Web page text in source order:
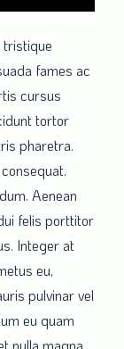
tristique
fames ac
cursus
tortor
pharetra.
Aenean
felis porttitor
Integer at
eu,
pulvinar vel
eu quam
nulla magna.